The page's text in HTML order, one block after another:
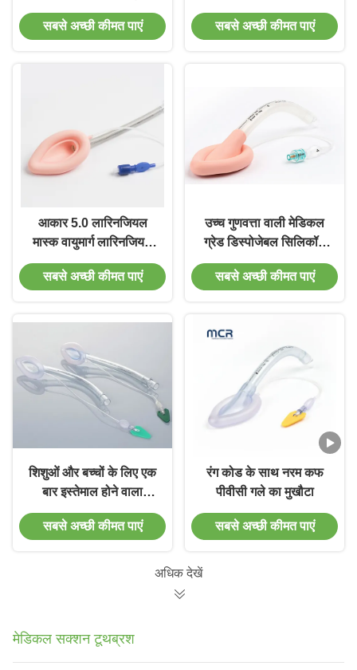
सबसे अच्छी कीमत पाएं
लारिनजियल मास्क वयस्क
और बच्चों के लिए वायुमार्ग
सबसे अच्छी कीमत पाएं
आकार 5.0 लारिनजियल
मास्क वायुमार्ग लारिनजियल
ट्यूब वायुमार्ग वयस्क उपयोग
के लिए सिलिकॉन
सबसे अच्छी कीमत पाएं
उच्च गुणवत्ता वाली मेडिकल
ग्रेड डिस्पोजेबल सिलिकॉन
लैरिन्जियल मास्क इंटुबेशन
एलएमए ट्यूबिंग
सबसे अच्छी कीमत पाएं
शिशुओं और बच्चों के लिए एक
बार इस्तेमाल होने वाला
मेडिकल पीवीसी लारिनजियल
मास्क
सबसे अच्छी कीमत पाएं
रंग कोड के साथ नरम कफ
पीवीसी गले का मुखौटा
सबसे अच्छी कीमत पाएं
अधिक देखें
मेडिकल सक्शन टूथब्रश